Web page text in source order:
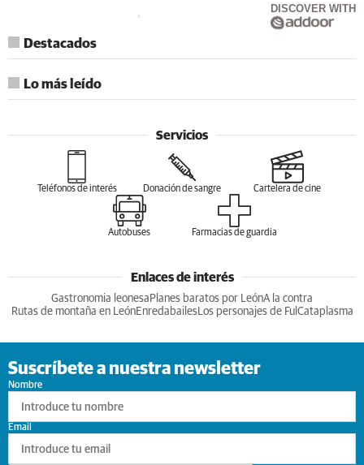
DISCOVER WITH
Destacados
Lo más leído
Servicios
Teléfonos de interés Donación de sangre Cartelera de cine
Autobuses Farmacias de guardia
Enlaces de interés
Gastronomia leonesa Planes baratos por LeónA la contra
Rutas de montaña en LeónEnredabailesLos personajes de Ful Cataplasma
Suscríbete a nuestra newsletter
Nombre
Email